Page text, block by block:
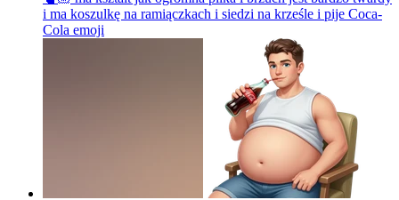
i ma koszulkę na ramiączkach i siedzi na krześle i pije Coca-
Cola emoji